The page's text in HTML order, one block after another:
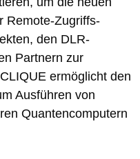
Remote-Zugriffs-
den DLR-
Partnern zur
ermöglicht den
Ausführen von
Quantencomputern